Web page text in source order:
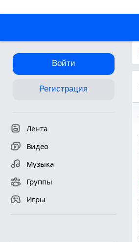
Войти
Регистрация
Лента
Видео
Музыка
Группы
Игры